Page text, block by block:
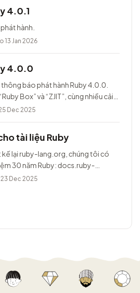
4.0.1
hành.
13 Jan 2026
4.0.0
báo phát hành Ruby 4.0.0.
Box” và “ZJIT”, cùng nhiều cải
Dec 2025
tài liệu Ruby
lại ruby-lang.org, chúng tôi có
30 năm Ruby: docs.ruby-
hoàn toàn...
Dec 2025